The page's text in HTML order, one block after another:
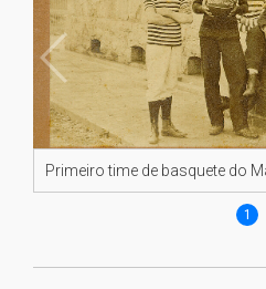
Primeiro time de basquete do
1